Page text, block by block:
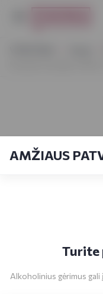
AMŽIAUS
Turite
Alkoholinius gėrimus